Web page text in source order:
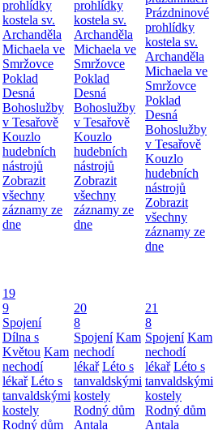
prohlídky
kostela sv.
Archanděla
Michaela ve
Smržovce
Poklad
Desná
Bohoslužby
v Tesařově
Kouzlo
hudebních
nástrojů
Zobrazit
všechny
záznamy ze
dne
prohlídky
kostela sv.
Archanděla
Michaela ve
Smržovce
Poklad
Desná
Bohoslužby
v Tesařově
Kouzlo
hudebních
nástrojů
Zobrazit
všechny
záznamy ze
dne
Prázdninové
prohlídky
kostela sv.
Archanděla
Michaela ve
Smržovce
Poklad
Desná
Bohoslužby
v Tesařově
Kouzlo
hudebních
nástrojů
Zobrazit
všechny
záznamy ze
dne
19
9
Spojení
Dílna s
Květou Kam
nechodí
lékař Léto s
tanvaldskými
kostely
Rodný dům
20
8
Spojení Kam
nechodí
lékař Léto s
tanvaldskými
kostely
Rodný dům
Antala
21
8
Spojení Kam
nechodí
lékař Léto s
tanvaldskými
kostely
Rodný dům
Antala